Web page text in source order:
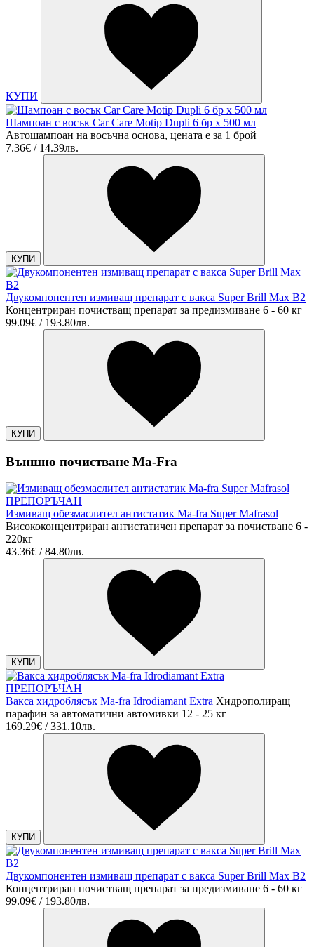
КУПИ
Шампоан с восък Car Care Motip Dupli 6 бр х 500 мл
Автошампоан на восъчна основа, цената е за 1 брой
7.36€ / 14.39лв.
КУПИ
Двукомпонентен измиващ препарат с вакса Super Brill Max B2
Концентриран почистващ препарат за предизмиване 6 - 60 кг
99.09€ / 193.80лв.
КУПИ
Външно почистване Ma-Fra
ПРЕПОРЪЧАН
Измиващ обезмаслител антистатик Ма-fra Super Mafrasol
Висококонцентриран aнтистатичен препарат за почистване 6 -
220кг
43.36€ / 84.80лв.
КУПИ
ПРЕПОРЪЧАН
Вакса хидроблясък Ма-fra Idrodiamant Extra Хидрополиращ
парафин за автоматични автомивки 12 - 25 кг
169.29€ / 331.10лв.
КУПИ
Двукомпонентен измиващ препарат с вакса Super Brill Max B2
Концентриран почистващ препарат за предизмиване 6 - 60 кг
99.09€ / 193.80лв.